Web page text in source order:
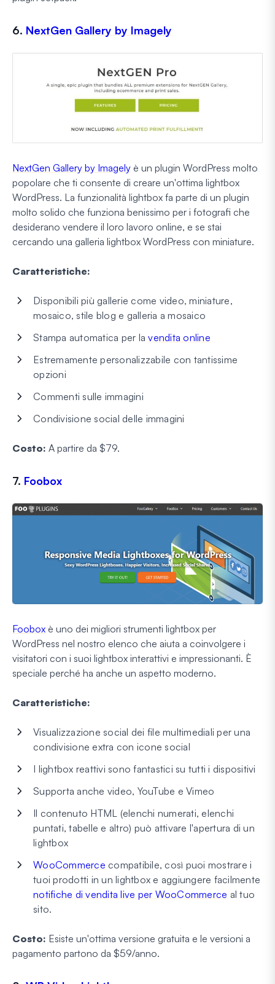
6. NextGen Gallery by Imagely
NextGen Gallery by Imagely è un plugin WordPress molto
popolare che ti consente di creare un'ottima lightbox
WordPress. La funzionalità lightbox fa parte di un plugin
molto solido che funziona benissimo per i fotografi che
desiderano vendere il loro lavoro online, e se stai
cercando una galleria lightbox WordPress con miniature.
Caratteristiche:
Disponibili più gallerie come video, miniature,
mosaico, stile blog e galleria a mosaico
Stampa automatica per lavendita online
Estremamente personalizzabile con tantissime
opzioni
Commenti sulle immagini
Condivisione social delle immagini
Costo: A partire da $79.
7. Foobox
Foobox è uno dei migliori strumenti lightbox per
WordPress nel nostro elenco che aiuta a coinvolgere i
visitatori con i suoi lightbox interattivi e impressionanti. È
speciale perché ha anche un aspetto moderno.
Caratteristiche:
Visualizzazione social dei file multimediali per una
condivisione extra con icone social
I lightbox reattivi sono fantastici su tutti i dispositivi
Supporta anche video, YouTube e Vimeo
Il contenuto HTML (elenchi numerati, elenchi
puntati, tabelle e altro) può attivare l'apertura di un
lightbox
WooCommerce compatibile, così puoi mostrare i
tuoi prodotti in un lightbox e aggiungere facilmente
notifiche di vendita live per WooCommerce al tuo
sito.
Costo: Esiste un'ottima versione gratuita e le versioni a
pagamento partono da $59/anno.